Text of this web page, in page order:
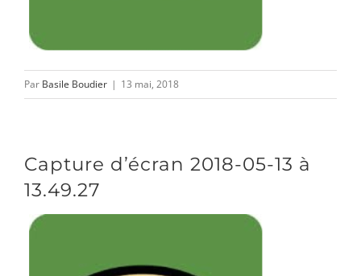
CONTACT/ACCÈS
Par Basile Boudier | 13 mai, 2018
Capture d’écran 2018-05-13 à
13.49.27